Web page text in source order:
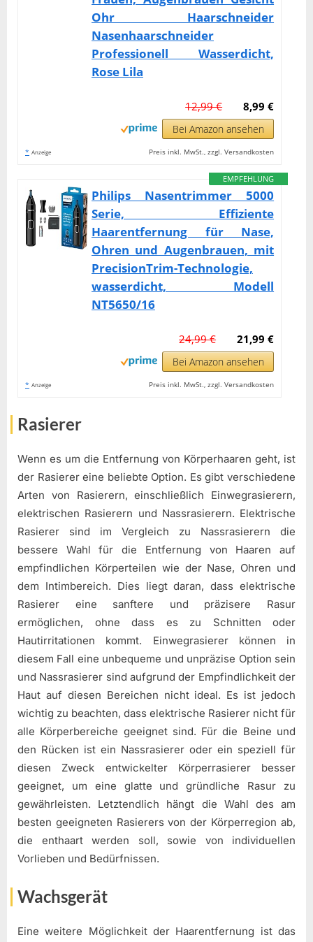
Ohr Haarschneider
Nasenhaarschneider
Professionell Wasserdicht,
Rose Lila
8,99 €
12,99 €
Bei Amazon ansehen
* Anzeige Preis inkl. MwSt., zzgl. Versandkosten
EMPFEHLUNG
Philips Nasentrimmer 5000
Serie, Effiziente
Haarentfernung für Nase,
Ohren und Augenbrauen, mit
PrecisionTrim-Technologie,
wasserdicht, Modell
NT5650/16
21,99 €
24,99 €
Bei Amazon ansehen
* Anzeige Preis inkl. MwSt., zzgl. Versandkosten
Rasierer
Wenn es um die Entfernung von Körperhaaren geht, ist
der Rasierer eine beliebte Option. Es gibt verschiedene
Arten von Rasierern, einschließlich Einwegrasierern,
elektrischen Rasierern und Nassrasierern. Elektrische
Rasierer sind im Vergleich zu Nassrasierern die
bessere Wahl für die Entfernung von Haaren auf
empfindlichen Körperteilen wie der Nase, Ohren und
dem Intimbereich. Dies liegt daran, dass elektrische
Rasierer eine sanftere und präzisere Rasur
ermöglichen, ohne dass es zu Schnitten oder
Hautirritationen kommt. Einwegrasierer können in
diesem Fall eine unbequeme und unpräzise Option sein
und Nassrasierer sind aufgrund der Empfindlichkeit der
Haut auf diesen Bereichen nicht ideal. Es ist jedoch
wichtig zu beachten, dass elektrische Rasierer nicht für
alle Körperbereiche geeignet sind. Für die Beine und
den Rücken ist ein Nassrasierer oder ein speziell für
diesen Zweck entwickelter Körperrasierer besser
geeignet, um eine glatte und gründliche Rasur zu
gewährleisten. Letztendlich hängt die Wahl des am
besten geeigneten Rasierers von der Körperregion ab,
die enthaart werden soll, sowie von individuellen
Vorlieben und Bedürfnissen.
Wachsgerät
Eine weitere Möglichkeit der Haarentfernung ist das